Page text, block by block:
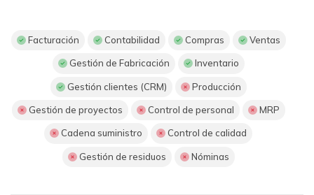
Facturación Contabilidad Compras Ventas
Gestión de Fabricación Inventario
Gestión clientes (CRM) Producción
Gestión de proyectos Control de personal MRP
Cadena suministro Control de calidad
Gestión de residuos Nóminas